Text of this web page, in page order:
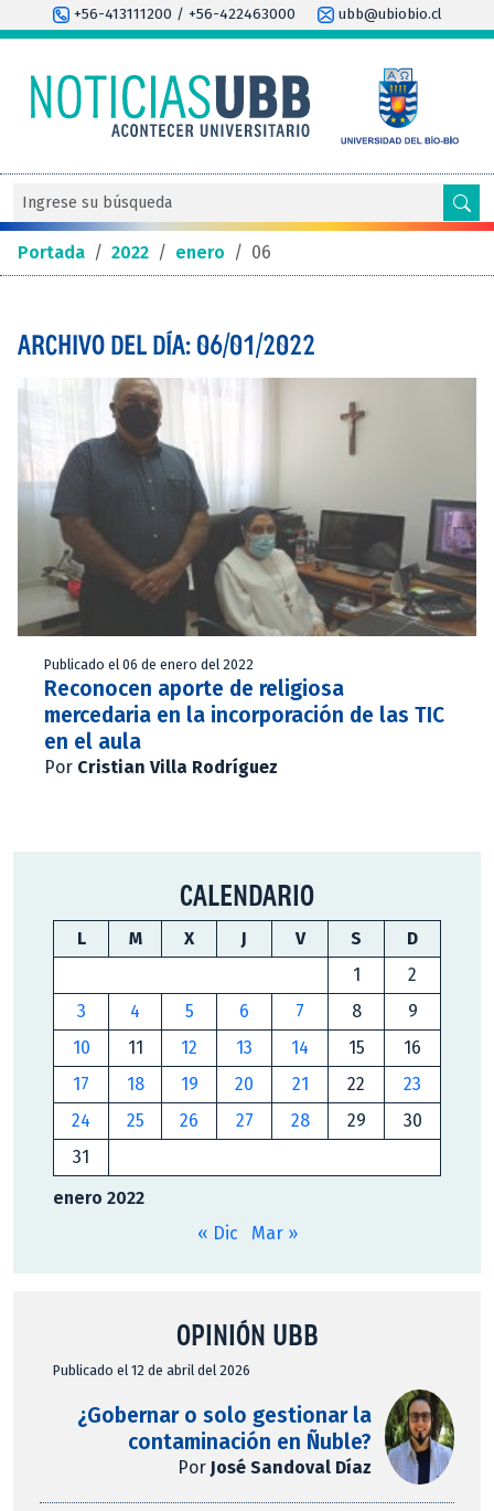
+56-413111200 / +56-422463000 ubb@ubiobio.cl
Portada / 2022 / enero / 06
ARCHIVO DEL DÍA: 06/01/2022
Publicado el 06 de enero del 2022
Reconocen aporte de religiosa
mercedaria en la incorporación de las TIC
en el aula
Por Cristian Villa Rodríguez
CALENDARIO
enero 2022
L M X J V S
D
1
2
3
4 5 6 7 8
9
10
11 12 13 14 15
16
17
18 19 20 21 22
23
24
25 26 27 28 29
30
31
« Dic Mar »
OPINIÓN UBB
Publicado el 12 de abril del 2026
¿Gobernar o solo gestionar la
contaminación en Ñuble?
Por José Sandoval Díaz